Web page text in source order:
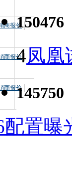
商报价
商报价
商报价
150476
4凤凰
145750
置曝